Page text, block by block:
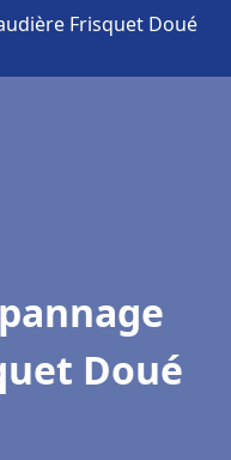
Frisquet Doué
Doué